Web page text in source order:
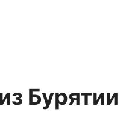
Бурятии